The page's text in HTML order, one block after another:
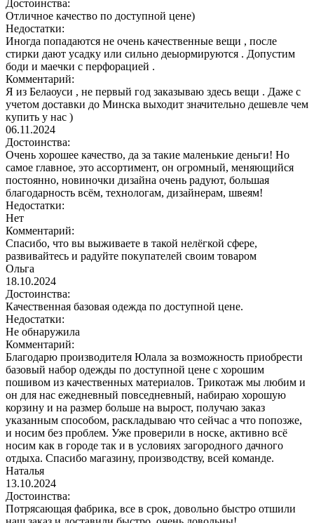
Достоинства:
Отличное качество по доступной цене)
Недостатки:
Иногда попадаются не очень качественные вещи , после
стирки дают усадку или сильно деыормируются . Допустим
боди и маечки с перфорацией .
Комментарий:
Я из Белаоуси , не первый год заказываю здесь вещи . Даже с
учетом доставки до Минска выходит значительно дешевле чем
купить у нас )
06.11.2024
Достоинства:
Очень хорошее качество, да за такие маленькие деньги! Но
самое главное, это ассортимент, он огромный, меняющийся
постоянно, новиночки дизайна очень радуют, большая
благодарность всём, технологам, дизайнерам, швеям!
Недостатки:
Нет
Комментарий:
Спасибо, что вы выживаете в такой нелёгкой сфере,
развивайтесь и радуйте покупателей своим товаром
Ольга
18.10.2024
Достоинства:
Качественная базовая одежда по доступной цене.
Недостатки:
Не обнаружила
Комментарий:
Благодарю производителя Юлала за возможность приобрести
базовый набор одежды по доступной цене с хорошим
пошивом из качественных материалов. Трикотаж мы любим и
он для нас ежедневный повседневный, набираю хорошую
корзину и на размер больше на вырост, получаю заказ
указанным способом, раскладываю что сейчас а что попозже,
и носим без проблем. Уже проверили в носке, активно всё
носим как в городе так и в условиях загородного дачного
отдыха. Спасибо магазину, производству, всей команде.
Наталья
13.10.2024
Достоинства:
Потрясающая фабрика, все в срок, довольно быстро отшили